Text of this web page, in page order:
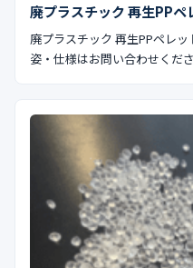
廃プラスチック 再生PPペ
廃プラスチック 再生PPペレ
姿・仕様はお問い合わせくださ